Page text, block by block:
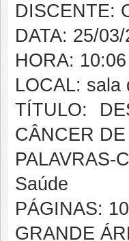
DISCENTE:
DATA: 25/
HORA: 10:06
LOCAL: sala
TÍTULO:
CÂNCER
PALAVRAS-
Saúde
PÁGINAS:
GRANDE